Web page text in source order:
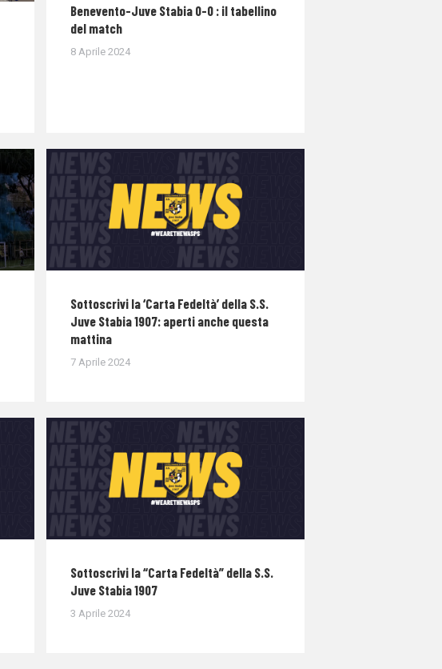
Benevento-Juve Stabia 0-0 : il tabellino
del match
8 Aprile 2024
Sottoscrivi la ‘Carta Fedeltà’ della S.S.
Juve Stabia 1907: aperti anche questa
mattina
7 Aprile 2024
Sottoscrivi la “Carta Fedeltà” della S.S.
Juve Stabia 1907
3 Aprile 2024